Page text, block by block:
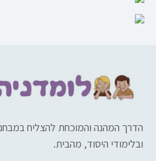
הדרך המהנה והמוכחת להצליח
ובלימודי היסוד, מהבית.